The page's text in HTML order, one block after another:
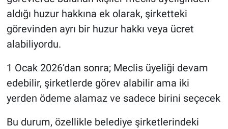
aldığı huzur hakkına ek olarak, şirketteki
görevinden ayrı bir huzur hakkı veya ücret
alabiliyordu.
1 Ocak 2026’dan sonra; Meclis üyeliği devam
edebilir, şirketlerde görev alabilir ama iki
yerden ödeme alamaz ve sadece birini seçecek
Bu durum, özellikle belediye şirketlerindeki